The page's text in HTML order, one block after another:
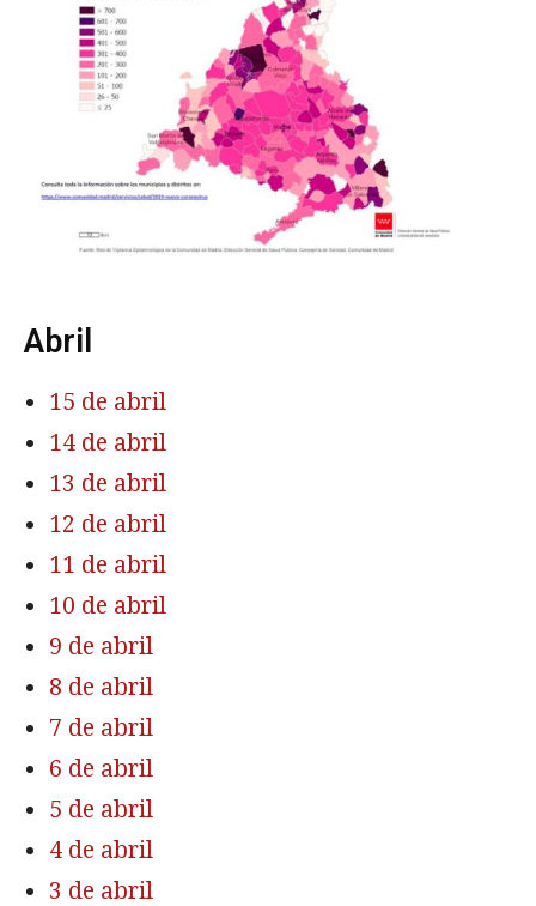
Abril
15 de abril
14 de abril
13 de abril
12 de abril
11 de abril
10 de abril
9 de abril
8 de abril
7 de abril
6 de abril
5 de abril
4 de abril
3 de abril